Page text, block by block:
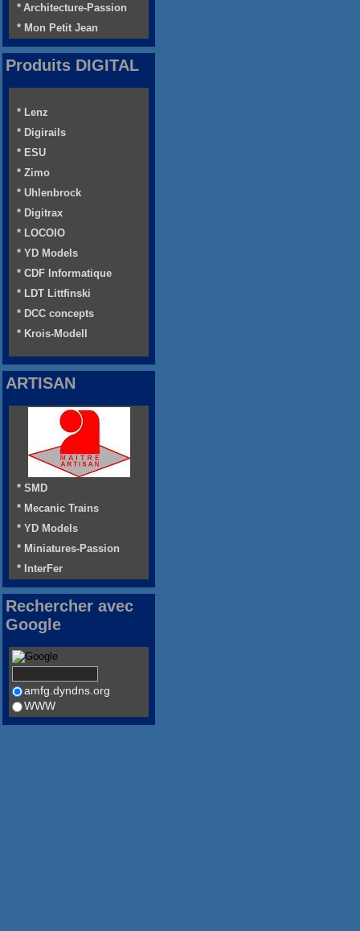
* Architecture-Passion
* Mon Petit Jean
Produits DIGITAL
* Lenz
* Digirails
* ESU
* Zimo
* Uhlenbrock
* Digitrax
* LOCOIO
* YD Models
* CDF Informatique
* LDT Littfinski
* DCC concepts
* Krois-Modell
ARTISAN
* SMD
* Mecanic Trains
* YD Models
* Miniatures-Passion
* InterFer
Rechercher avec
Google
amfg.dyndns.org
WWW